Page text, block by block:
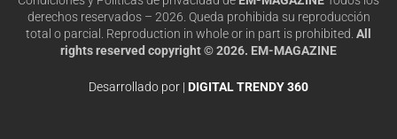
derechos reservados – 2026. Queda prohibida su reproducción
total o parcial. Reproduction in whole or in part is prohibited. All
rights reserved copyright © 2026. EM-MAGAZINE
Desarrollado por | DIGITAL TRENDY 360